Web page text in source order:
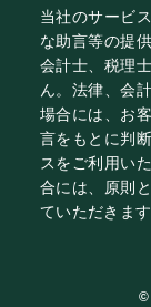
当社のサービ
な助言等の提
会計士、税理
ん。法律、会
場合には、お
言をもとに判
スをご利用い
合には、原則
ていただきます
©